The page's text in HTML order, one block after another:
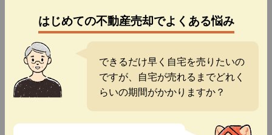
はじめての不動産売却でよくある悩み
できるだけ早く自宅を売りたいの
ですが、自宅が売れるまでどれく
らいの期間がかかりますか？